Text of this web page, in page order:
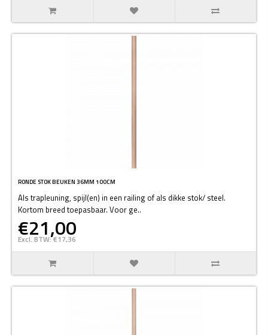
RONDE STOK BEUKEN 36MM 100CM
Als trapleuning, spijl(en) in een railing of als dikke stok/ steel.
Kortom breed toepasbaar. Voor ge..
€21,00
Excl. BTW: €17,36